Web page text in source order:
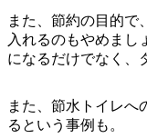
また、節約の目的で
入れるのもやめまし
になるだけでなく、
また、節水トイレへ
るという事例も。